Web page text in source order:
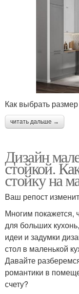
Как выбрать
читать дальше →
Дизайн
стойкой.
стойку на
Ваш репост
Многим покажется,
для больших
идеи и задумки
стол в маленькой
Давайте
романтики в
счету?